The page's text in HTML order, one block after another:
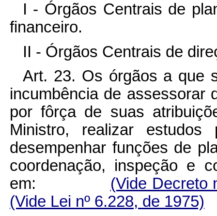
I - Órgãos Centrais de
financeiro.
II - Órgãos Centrais de
Art. 23. Os órgãos a que
incumbência de assessorar
por fôrça de suas
Ministro, realizar
desempenhar funções de
coordenação, inspeção e
em: (Vide Decreto
(Vide Lei nº 6.228, de 1975)